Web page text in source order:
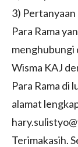
3)
Para Rama
menghubungi
Wisma KAJ
Para Rama di
alamat
Terimakasih.